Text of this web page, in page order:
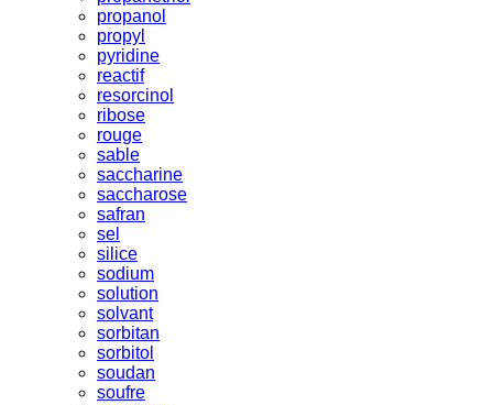
propanol
propyl
pyridine
reactif
resorcinol
ribose
rouge
sable
saccharine
saccharose
safran
sel
silice
sodium
solution
solvant
sorbitan
sorbitol
soudan
soufre